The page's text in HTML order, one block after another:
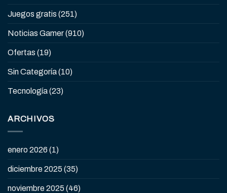
Juegos gratis (251)
Noticias Gamer(910)
Ofertas (19)
Sin Categoría(10)
Tecnología(23)
ARCHIVOS
enero 2026 (1)
diciembre 2025 (35)
noviembre 2025 (46)